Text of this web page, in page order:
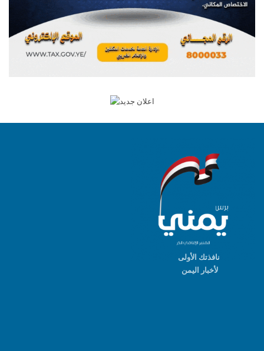
نافذتك الأولى
لأخبار اليمن